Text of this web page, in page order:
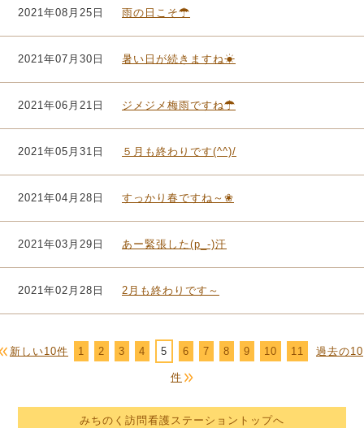
2021年08月25日 雨の日こそ☂
2021年07月30日 暑い日が続きますね☀
2021年06月21日 ジメジメ梅雨ですね☂
2021年05月31日 ５月も終わりです(^^)/
2021年04月28日 すっかり春ですね～❀
2021年03月29日 あー緊張した(p_-)汗
2021年02月28日 2月も終わりです～
新しい10件 1 2 3 4 5 6 7 8 9 10 11 過去の10
件
みちのく訪問看護ステーショントップへ